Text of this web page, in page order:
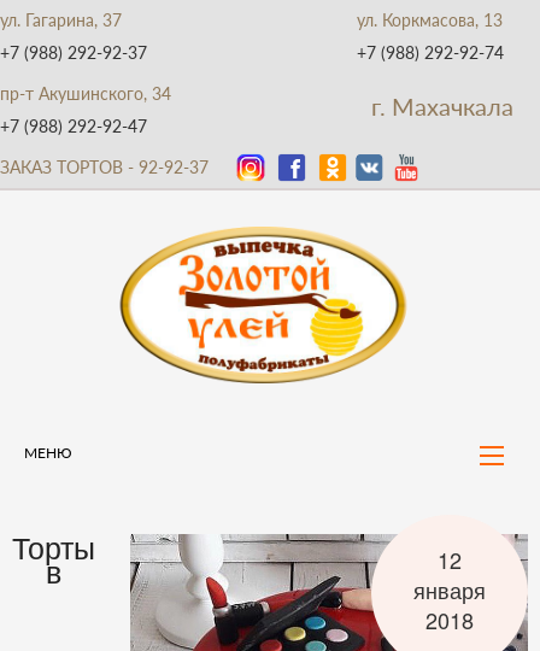
ул. Гагарина, 37
+7 (988) 292-92-37
ул. Коркмасова, 13
+7 (988) 292-92-74
пр-т Акушинского, 34
+7 (988) 292-92-47
г. Махачкала
ЗАКАЗ ТОРТОВ - 92-92-37
МЕНЮ
12
января
2018
Торты
в